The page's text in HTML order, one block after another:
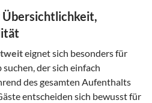
Übersichtlichkeit,
eignet sich besonders für
der sich einfach
des gesamten Aufenthalts
entscheiden sich bewusst für